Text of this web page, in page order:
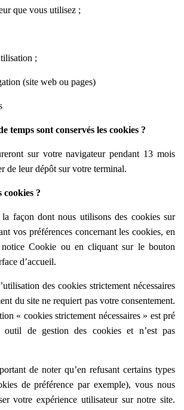
que vous utilisez ;
;
(site web ou pages)
temps sont conservés les cookies ?
sur votre navigateur pendant 13 mois
de leur dépôt sur votre terminal.
cookies ?
façon dont nous utilisons des cookies sur
vos préférences concernant les cookies, en
notice Cookie ou en cliquant sur le bouton
d’accueil.
des cookies strictement nécessaires
du site ne requiert pas votre consentement.
« cookies strictement nécessaires » est pré
outil de gestion des cookies et n’est pas
de noter qu’en refusant certains types
de préférence par exemple), vous nous
votre expérience utilisateur sur notre site.